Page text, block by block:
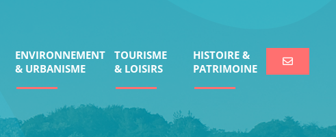
ENVIRONNEMENT
& URBANISME
TOURISME
& LOISIRS
HISTOIRE &
PATRIMOINE